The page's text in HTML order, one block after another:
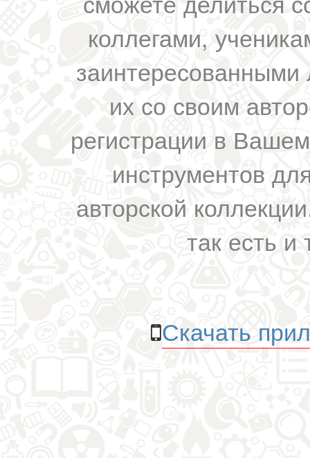
коллегами,
их со своим
регистрации в
инструментов
авторской
так есть и
Скачать